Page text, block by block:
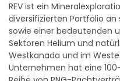
REV ist ein
diversifizierten Portfolio
sowie einer bedeutenden
Sektoren Helium und
Westkanada und im
Unternehmen hat eine